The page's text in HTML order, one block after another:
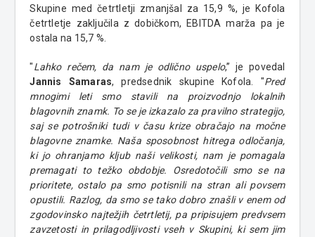
Skupine med četrtletji zmanjšal za 15,9 %, je Kofola
četrtletje zaključila z dobičkom, EBITDA marža pa je
ostala na 15,7 %.
"Lahko rečem, da nam je odlično uspelo,” je povedal
Jannis Samaras, predsednik skupine Kofola. "Pred
mnogimi leti smo stavili na proizvodnjo lokalnih
blagovnih znamk. To se je izkazalo za pravilno strategijo,
saj se potrošniki tudi v času krize obračajo na močne
blagovne znamke. Naša sposobnost hitrega odločanja,
ki jo ohranjamo kljub naši velikosti, nam je pomagala
premagati to težko obdobje. Osredotočili smo se na
prioritete, ostalo pa smo potisnili na stran ali povsem
opustili. Razlog, da smo se tako dobro znašli v enem od
zgodovinsko najtežjih četrtletij, pa pripisujem predvsem
zavzetosti in prilagodljivosti vseh v Skupini, ki sem jim